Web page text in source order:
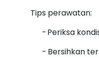
Tips perawatan:
- Periksa
- Bersihkan